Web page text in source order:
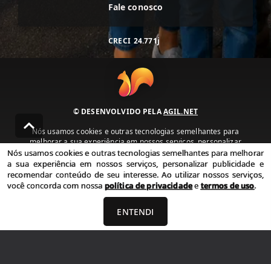
Fale conosco
CRECI 24.771j
© DESENVOLVIDO PELAAGIL.NET
Nós usamos cookies e outras tecnologias semelhantes para
melhorar a sua experiência em nossos serviços, personalizar
publicidade e recomendar conteúdo de seu interesse. Ao utilizar
nossos serviços, você concorda com nossa política de privacidade e
termos de uso.
Política de Privacidade Termos de uso
Nós usamos cookies e outras tecnologias semelhantes para melhorar
a sua experiência em nossos serviços, personalizar publicidade e
recomendar conteúdo de seu interesse. Ao utilizar nossos serviços,
você concorda com nossa política de privacidadeetermos de uso.
ENTENDI